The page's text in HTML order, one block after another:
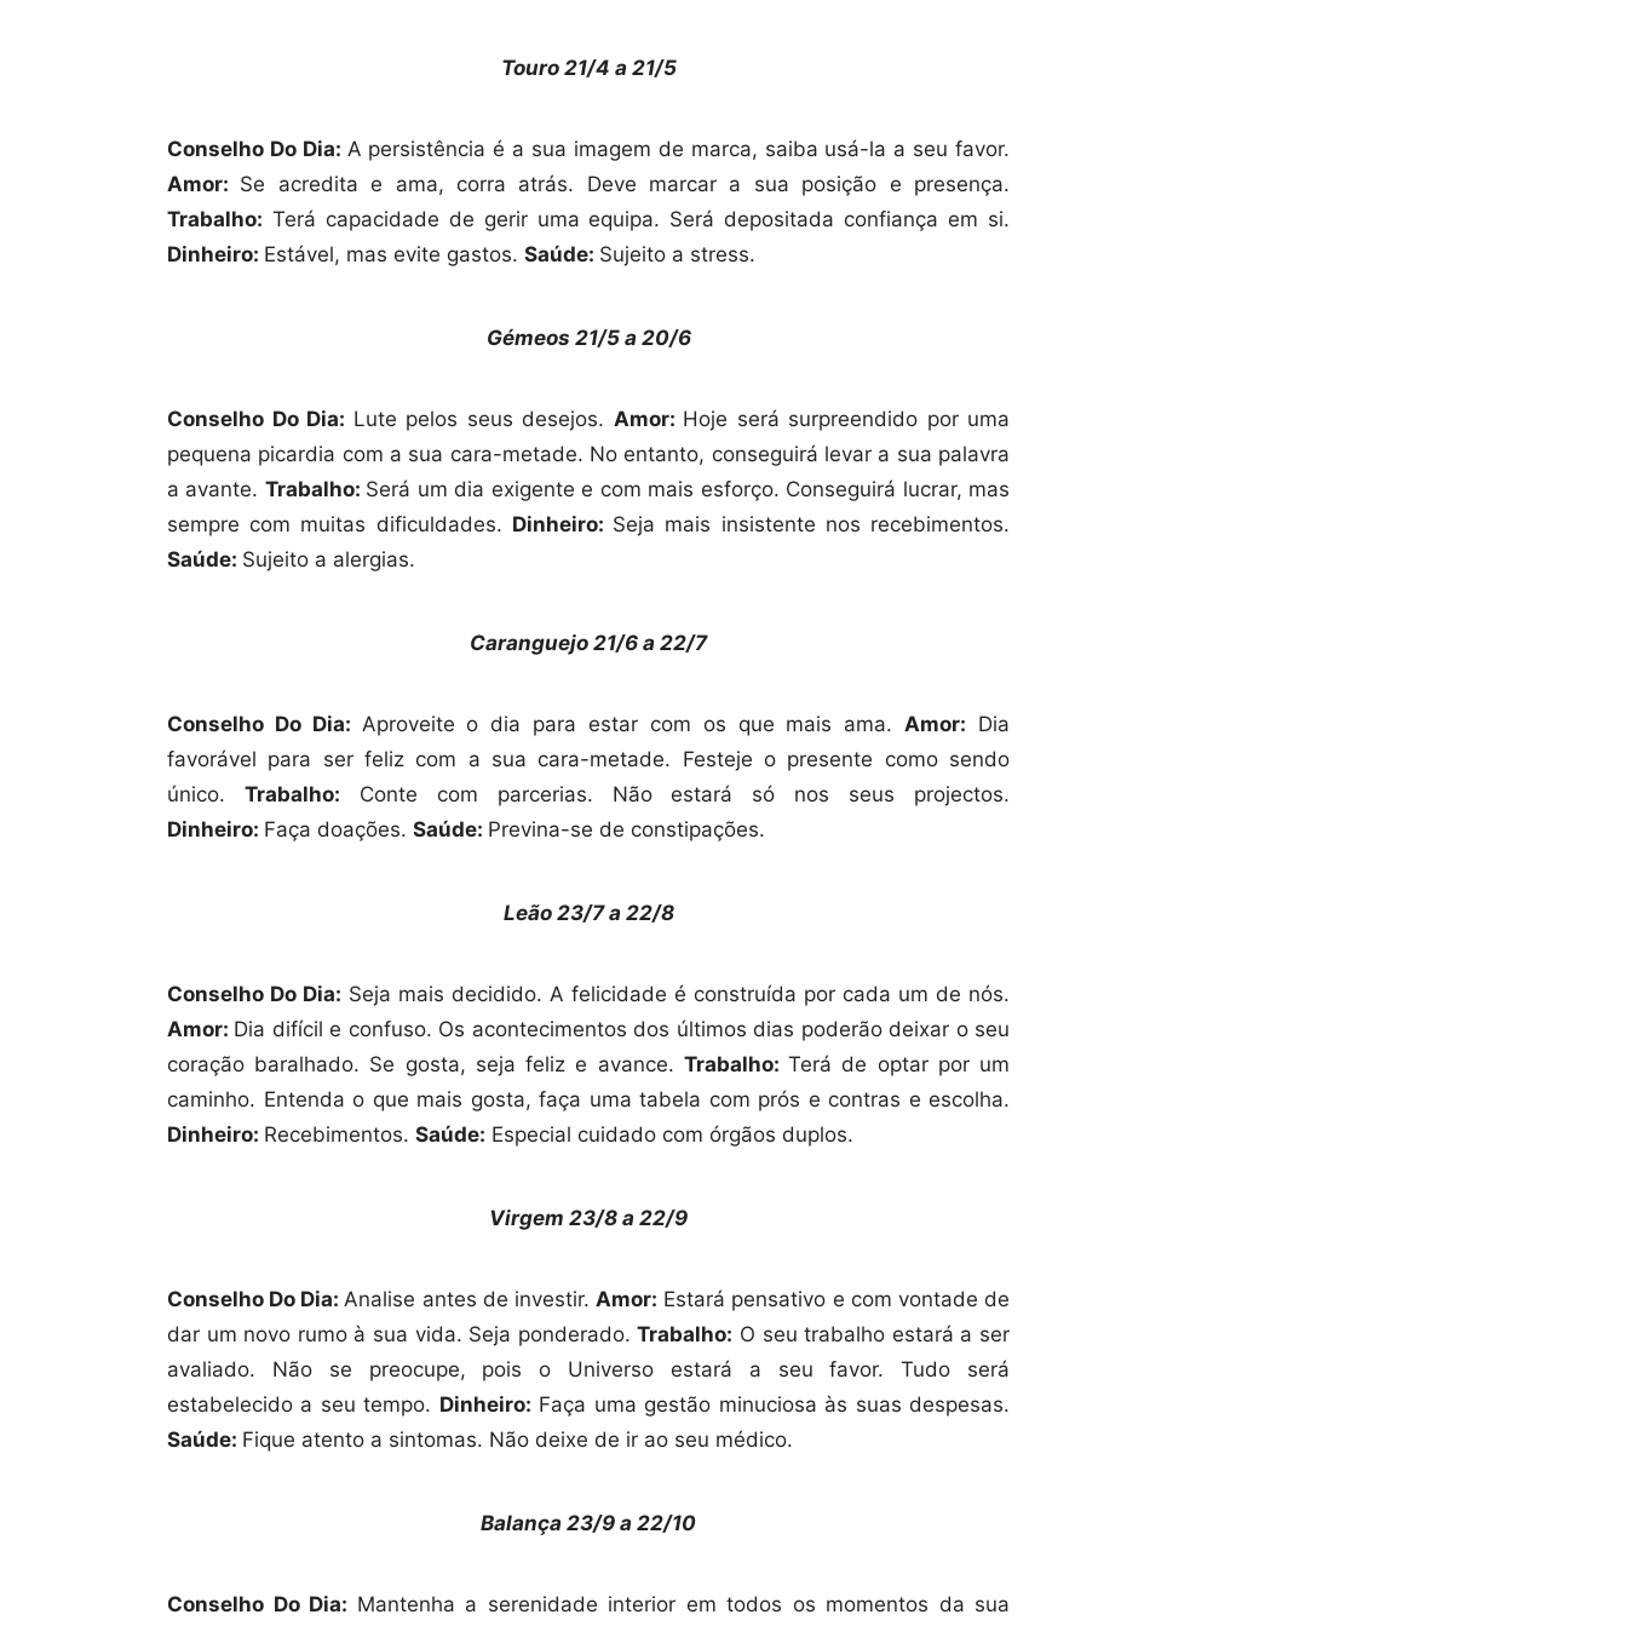
Touro 21/4 a 21/5
Conselho Do Dia: A persistência é a sua imagem de marca, saiba usá-la a seu favor.
Amor: Se acredita e ama, corra atrás. Deve marcar a sua posição e presença.
Trabalho: Terá capacidade de gerir uma equipa. Será depositada confiança em si.
Dinheiro: Estável, mas evite gastos. Saúde: Sujeito a stress.
Gémeos 21/5 a 20/6
Conselho Do Dia: Lute pelos seus desejos. Amor: Hoje será surpreendido por uma
pequena picardia com a sua cara-metade. No entanto, conseguirá levar a sua palavra
a avante. Trabalho: Será um dia exigente e com mais esforço. Conseguirá lucrar, mas
sempre com muitas dificuldades. Dinheiro: Seja mais insistente nos recebimentos.
Saúde: Sujeito a alergias.
Caranguejo 21/6 a 22/7
Conselho Do Dia: Aproveite o dia para estar com os que mais ama.Amor: Dia
favorável para ser feliz com a sua cara-metade. Festeje o presente como sendo
único. Trabalho: Conte com parcerias. Não estará só nos seus projectos.
Dinheiro: Faça doações. Saúde: Previna-se de constipações.
Leão 23/7 a 22/8
Conselho Do Dia: Seja mais decidido. A felicidade é construída por cada um de nós.
Amor: Dia difícil e confuso. Os acontecimentos dos últimos dias poderão deixar o seu
coração baralhado. Se gosta, seja feliz e avance. Trabalho:Terá de optar por um
caminho. Entenda o que mais gosta, faça uma tabela com prós e contras e escolha.
Dinheiro: Recebimentos. Saúde: Especial cuidado com órgãos duplos.
Virgem 23/8 a 22/9
Conselho Do Dia:Analise antes de investir.Amor: Estará pensativo e com vontade de
dar um novo rumo à sua vida. Seja ponderado.Trabalho: O seu trabalho estará a ser
avaliado. Não se preocupe, pois o Universo estará a seu favor. Tudo será
estabelecido a seu tempo. Dinheiro: Faça uma gestão minuciosa às suas despesas.
Saúde: Fique atento a sintomas. Não deixe de ir ao seu médico.
Balança 23/9 a 22/10
Conselho Do Dia: Mantenha a serenidade interior em todos os momentos da sua